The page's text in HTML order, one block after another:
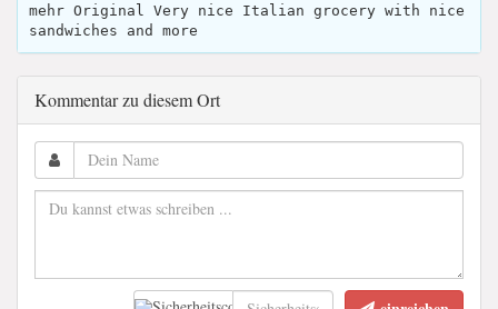
mehr Original Very nice Italian grocery with nice
sandwiches and more
Kommentar zu diesem Ort